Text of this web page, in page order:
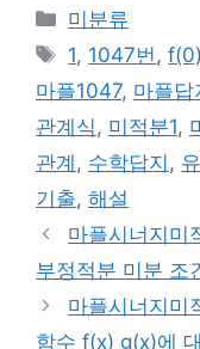
카
테
고
리
미분류
태
그
1, 1047번 ,
마플1047, 마플답
관계식 , 미적분1,
관계 , 수학답지 ,
기출, 해설
마플시너지미
부정적분 미분 조
마플시너지미
함수 f(x) g(x)에